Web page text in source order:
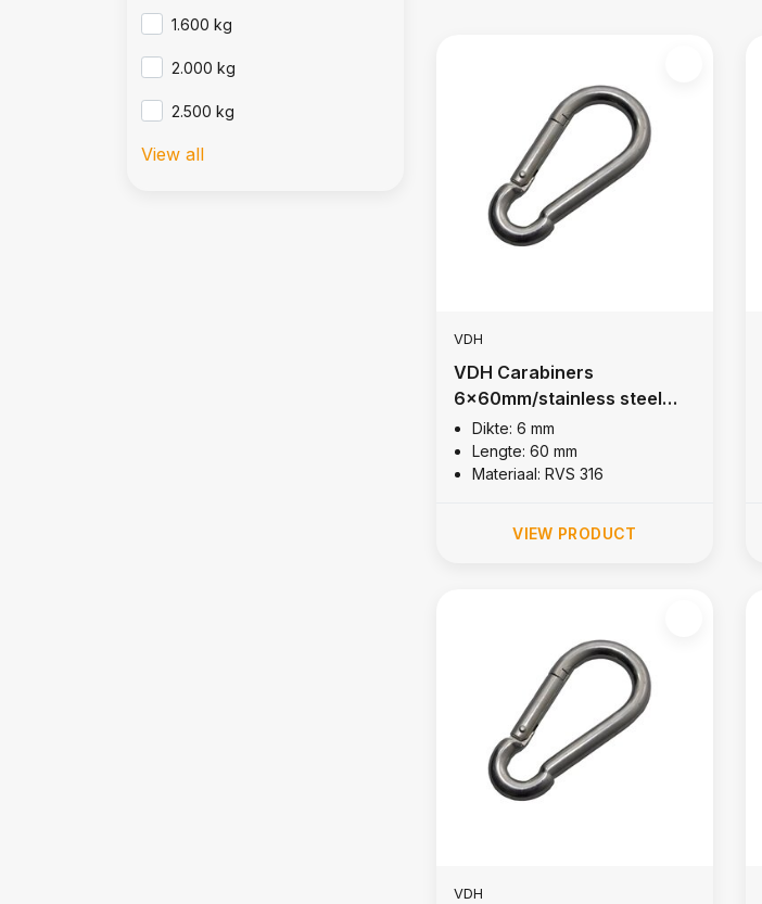
VDH
VDH Carabiners
6x60mm/stainless steel
316Dikte: 6 mm
Lengte: 60 mm
Materiaal: RVS 316
VIEW PRODUCT
VDH
1.600 kg
2.000 kg
2.500 kg
View all